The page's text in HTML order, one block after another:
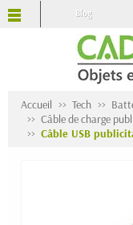
Blog
Accueil Tech
Câble de charge
Câble USB